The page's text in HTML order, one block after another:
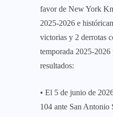
favor de New York
2025-2026 e
victorias y 2 derrotas
temporada 2025-2026
resultados:
• El 5 de junio de
104 ante San Antonio